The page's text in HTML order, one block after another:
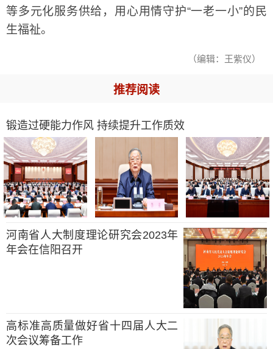
等多元化服务供给，用心用情守护“一老一小”的民
生福祉。
（编辑：王紫仪）
推荐阅读
锻造过硬能力作风 持续提升工作质效
河南省人大制度理论研究会2023年
年会在信阳召开
高标准高质量做好省十四届人大二
次会议筹备工作